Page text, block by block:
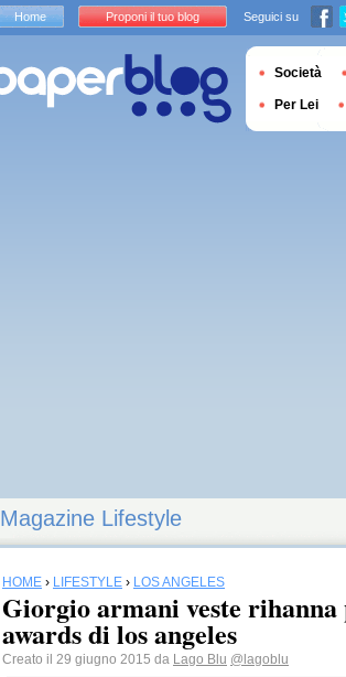
Magazine Lifestyle
HOME › LIFESTYLE › LOS ANGELES
Giorgio armani veste
awards di los angeles
Creato il 29 giugno 2015 da Lago Blu @lagoblu
Home Proponi il tuo blog Seguici su
Società
Per Lei